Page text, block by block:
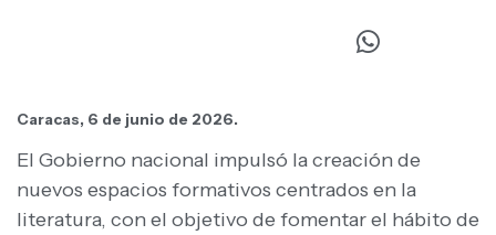
Caracas, 6 de junio de 2026.
El Gobierno nacional impulsó la creación de
nuevos espacios formativos centrados en la
literatura, con el objetivo de fomentar el hábito de